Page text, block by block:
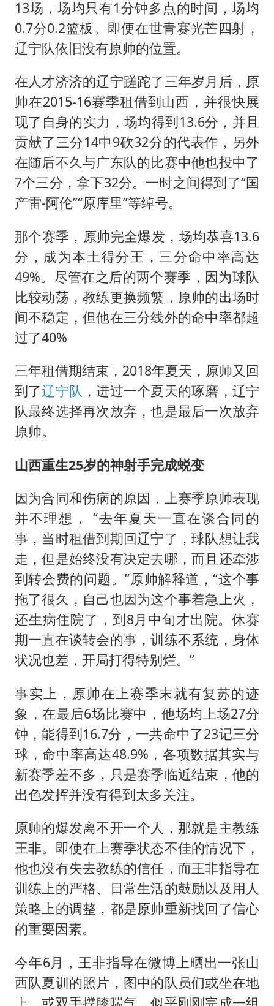
13场，场均只有1分钟多点的时间，场均
0.7分0.2篮板。即便在世青赛光芒四射，
辽宁队依旧没有原帅的位置。
在人才济济的辽宁蹉跎了三年岁月后，原
帅在2015-16赛季租借到山西，并很快展
现了自身的实力，场均得到13.6分，并且
贡献了三分14中9砍32分的代表作，另外
在随后不久与广东队的比赛中他也投中了
7个三分，拿下32分。一时之间得到了“国
产雷-阿伦”“原库里”等绰号。
那个赛季，原帅完全爆发，场均恭喜13.6
分，成为本土得分王，三分命中率高达
49%。尽管在之后的两个赛季，因为球队
比较动荡，教练更换频繁，原帅的出场时
间不稳定，但他在三分线外的命中率都超
过了40%
三年租借期结束，2018年夏天，原帅又回
到了辽宁队 ，进过一个夏天的琢磨，辽宁
队最终选择再次放弃，也是最后一次放弃
原帅。
山西重生25岁的神射手完成蜕变
因为合同和伤病的原因，上赛季原帅表现
并不理想， “去年夏天一直在谈合同的
事，当时租借到期回辽宁了，球队想让我
走，但是始终没有决定去哪，而且还牵涉
到转会费的问题。”原帅解释道，“这个事
拖了很久，自己也因为这个事着急上火，
还生病住院了，到8月中旬才出院。休赛
期一直在谈转会的事，训练不系统，身体
状况也差，开局打得特别烂。”
事实上，原帅在上赛季末就有复苏的迹
象，在最后6场比赛中，他场均上场27分
钟，能得到16.7分，一共命中了23记三分
球，命中率高达48.9%，各项数据其实与
新赛季差不多，只是赛季临近结束，他的
出色发挥并没有得到太多关注。
原帅的爆发离不开一个人，那就是主教练
王非。即使在上赛季状态不佳的情况下，
他也没有失去教练的信任，而王非指导在
训练上的严格、日常生活的鼓励以及用人
策略上的调整，都是原帅重新找回了信心
的重要因素。
今年6月，王非指导在微博上晒出一张山
西队夏训的照片，图中的队员们或坐在地